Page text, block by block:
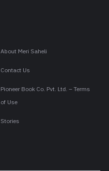
About Meri Saheli
Contact Us
Pioneer Book Co. Pvt. Ltd. – Terms
of Use
Stories